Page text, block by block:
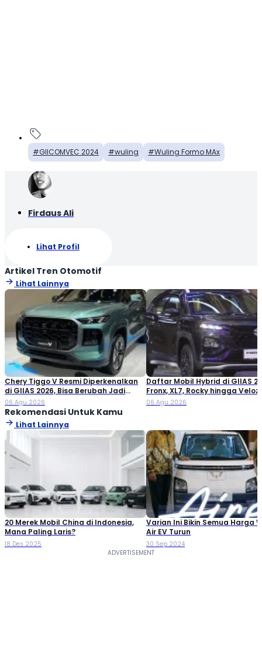
GIICOMVEC 2024 wuling Wuling Formo MAx
Firdaus Ali
Lihat Profil
Artikel Tren Otomotif
Lihat Lainnya
Chery Tiggo V Resmi Diperkenalkan
di GIIAS 2026, Bisa Berubah Jadi
Double Cabin
06 Agu 2026
Daftar Mobil Hybrid di GIIAS
Fronx, XL7, Rocky hingga Veloz!
06 Agu 2026
Rekomendasi Untuk Kamu
Lihat Lainnya
20 Merek Mobil China di Indonesia,
Mana Paling Laris?
18 Des 2025
Varian Ini Bikin Semua Harga
Air EV Turun
30 Sep 2024